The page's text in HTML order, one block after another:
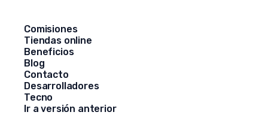
Comisiones
Tiendas online
Beneficios
Blog
Contacto
Desarrolladores
Tecno
Ir a versión anterior